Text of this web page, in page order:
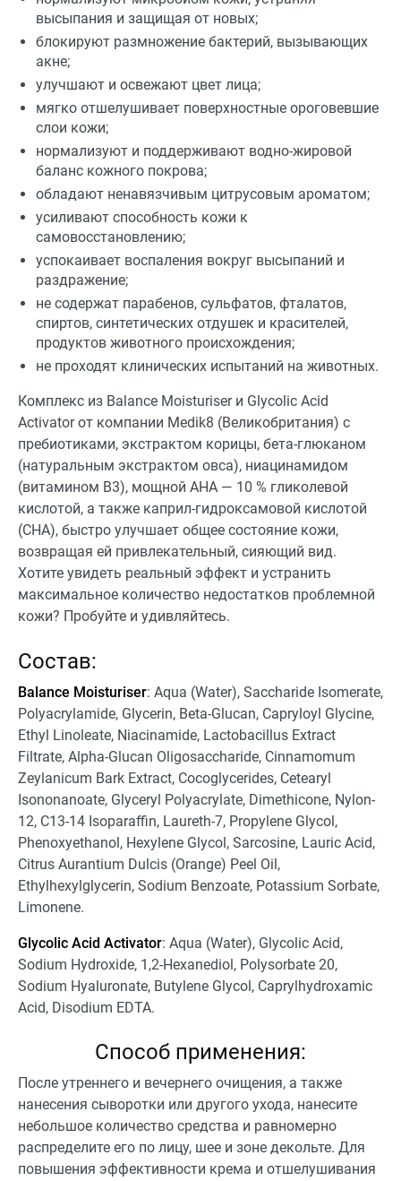
высыпания и защищая от новых;
блокируют размножение бактерий, вызывающих
акне;
улучшают и освежают цвет лица;
мягко отшелушивает поверхностные ороговевшие
слои кожи;
нормализуют и поддерживают водно-жировой
баланс кожного покрова;
обладают ненавязчивым цитрусовым ароматом;
усиливают способность кожи к
самовосстановлению;
успокаивает воспаления вокруг высыпаний и
раздражение;
не содержат парабенов, сульфатов, фталатов,
спиртов, синтетических отдушек и красителей,
продуктов животного происхождения;
не проходят клинических испытаний на животных.
Комплекс из Balance Moisturiser и Glycolic Acid
Activator от компании Medik8 (Великобритания) с
пребиотиками, экстрактом корицы, бета-глюканом
(натуральным экстрактом овса), ниацинамидом
(витамином В3), мощной АНА — 10 % гликолевой
кислотой, а также каприл-гидроксамовой кислотой
(CHA), быстро улучшает общее состояние кожи,
возвращая ей привлекательный, сияющий вид.
Хотите увидеть реальный эффект и устранить
максимальное количество недостатков проблемной
кожи? Пробуйте и удивляйтесь.
Состав:
Balance Moisturiser: Aqua (Water), Saccharide Isomerate,
Polyacrylamide, Glycerin, Beta-Glucan, Capryloyl Glycine,
Ethyl Linoleate, Niacinamide, Lactobacillus Extract
Filtrate, Alpha-Glucan Oligosaccharide, Cinnamomum
Zeylanicum Bark Extract, Cocoglycerides, Cetearyl
Isononanoate, Glyceryl Polyacrylate, Dimethicone, Nylon-
12, C13-14 Isoparaffin, Laureth-7, Propylene Glycol,
Phenoxyethanol, Hexylene Glycol, Sarcosine, Lauric Acid,
Citrus Aurantium Dulcis (Orange) Peel Oil,
Ethylhexylglycerin, Sodium Benzoate, Potassium Sorbate,
Limonene.
Glycolic Acid Activator: Aqua (Water), Glycolic Acid,
Sodium Hydroxide, 1,2-Hexanediol, Polysorbate 20,
Sodium Hyaluronate, Butylene Glycol, Caprylhydroxamic
Acid, Disodium EDTA.
Способ применения:
После утреннего и вечернего очищения, а также
нанесения сыворотки или другого ухода, нанесите
небольшое количество средства и равномерно
распределите его по лицу, шее и зоне декольте. Для
повышения эффективности крема и отшелушивания